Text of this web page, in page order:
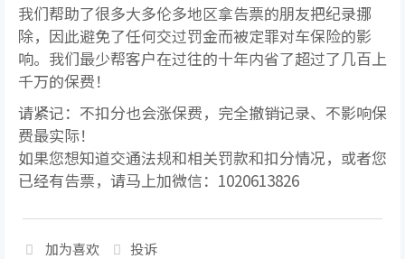
我们帮助了很多大多伦多地区拿告票的朋友把纪录挪
除，因此避免了任何交过罚金而被定罪对车保险的影
响。我们最少帮客户在过往的十年内省了超过了几百上
千万的保费！
请紧记：不扣分也会涨保费，完全撤销记录、不影响保
费最实际！
如果您想知道交通法规和相关罚款和扣分情况，或者您
已经有告票，请马上加微信：1020613826
加为喜欢 投诉